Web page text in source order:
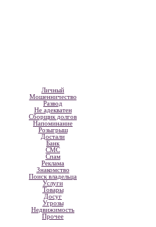
Личный
Мошенничество
Развод
Не адекватен
Сборщик долгов
Напоминание
Розыгрыш
Достали
Банк
СМС
Спам
Реклама
Знакомство
Поиск владельца
Услуги
Товары
Досуг
Угрозы
Недвижимость
Прочее